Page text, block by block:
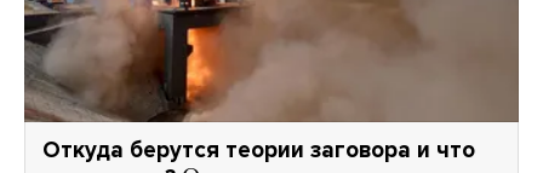
Откуда берутся теории заговора и что